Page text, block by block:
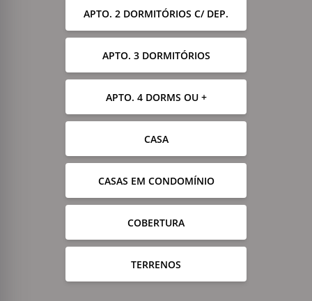
APTO. 2 DORMITÓRIOS C/ DEP.
APTO. 3 DORMITÓRIOS
APTO. 4 DORMS OU +
CASA
CASAS EM CONDOMÍNIO
COBERTURA
TERRENOS